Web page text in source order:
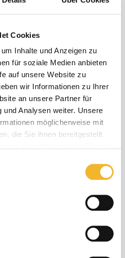
Cookies
Inhalte und Anzeigen zu
für soziale Medien anbieten
auf unsere Website zu
wir Informationen zu Ihrer
an unsere Partner für
und Analysen weiter. Unsere
möglicherweise mit
die Sie ihnen bereitgestellt